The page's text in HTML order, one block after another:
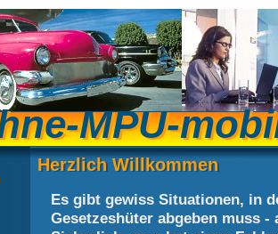
MPU-
MPU-
Herzlich Willkommen
Herzlich Willkommen
Es gibt gewiss Situationen, in
Gesetzeshüter abgeben muss